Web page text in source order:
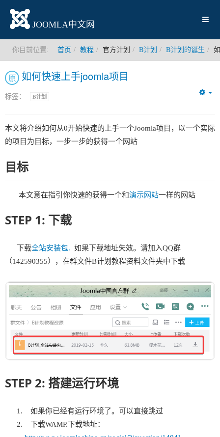
JOOMLA中文网
你目前位置: 首页 教程 官方计划 B计划 B计划的诞生
如何快速上手joomla项目
原
标签： B计划
本文将介绍如何从0开始快速的上手一个Joomla项目，以一个实际
的项目为目标，一步一步的获得一个网站
目标
本文意在指引你快速的获得一个和演示网站一样的网站
STEP 1: 下载
下载全站安装包. 如果下载地址失效。请加入QQ群
（142590355），在群文件B计划教程资料文件夹中下载
STEP 2: 搭建运行环境
如果你已经有运行环境了。可以直接跳过
下载WAMP.下载地址：